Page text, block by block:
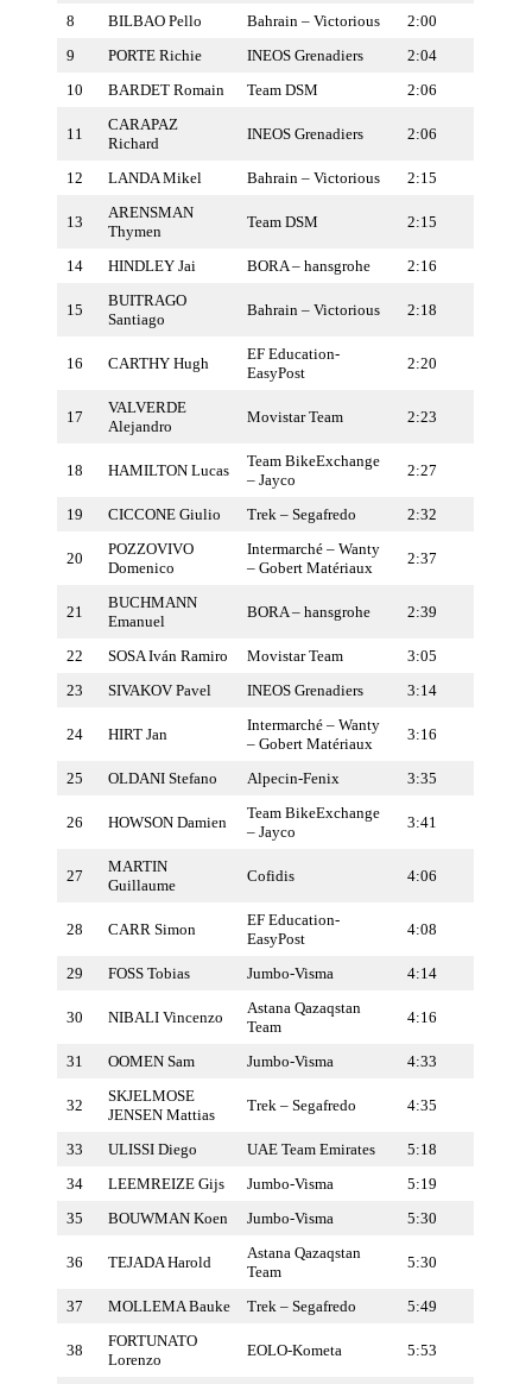
8
BILBAO Pello Bahrain – Victorious
2:00
9
PORTE Richie INEOS Grenadiers
2:04
10
BARDET Romain Team DSM 2:06
11
CARAPAZ
Richard
INEOS Grenadiers 2:06
12 LANDA Mikel Bahrain – Victorious 2:15
13
ARENSMAN
Thymen
Team DSM 2:15
14 HINDLEY Jai BORA – hansgrohe 2:16
15
BUITRAGO
Santiago
Bahrain – Victorious 2:18
16 CARTHY Hugh
EF Education-
EasyPost
2:20
17
VALVERDE
Alejandro
Movistar Team 2:23
18 HAMILTON Lucas
Team BikeExchange
– Jayco
2:27
19 CICCONE Giulio Trek – Segafredo 2:32
20
POZZOVIVO
Domenico
Intermarché – Wanty
– Gobert Matériaux
2:37
21
BUCHMANN
Emanuel
BORA – hansgrohe 2:39
22 SOSA Iván Ramiro Movistar Team
3:05
23
SIVAKOV Pavel INEOS Grenadiers 3:14
24 HIRT Jan
Intermarché – Wanty
– Gobert Matériaux
3:16
25 OLDANI Stefano Alpecin-Fenix 3:35
26 HOWSON Damien
Team BikeExchange
– Jayco
3:41
27
MARTIN
Guillaume
Cofidis 4:06
28 CARR Simon
EF Education-
EasyPost
4:08
29 FOSS Tobias Jumbo-Visma 4:14
30 NIBALI Vincenzo
Astana Qazaqstan
Team
4:16
31 OOMEN Sam Jumbo-Visma 4:33
32
SKJELMOSE
JENSEN Mattias
Trek – Segafredo 4:35
33 ULISSI Diego UAE Team Emirates
5:18
34
LEEMREIZE Gijs Jumbo-Visma
5:19
35
BOUWMAN Koen Jumbo-Visma 5:30
36 TEJADA Harold
Astana Qazaqstan
Team
5:30
37 MOLLEMA Bauke Trek – Segafredo 5:49
38
FORTUNATO
Lorenzo
EOLO-Kometa 5:53